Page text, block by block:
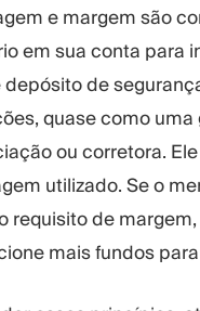
e margem são
em sua conta para
depósito de
quase como
ou corretora.
utilizado. Se o
requisito de
mais fundos